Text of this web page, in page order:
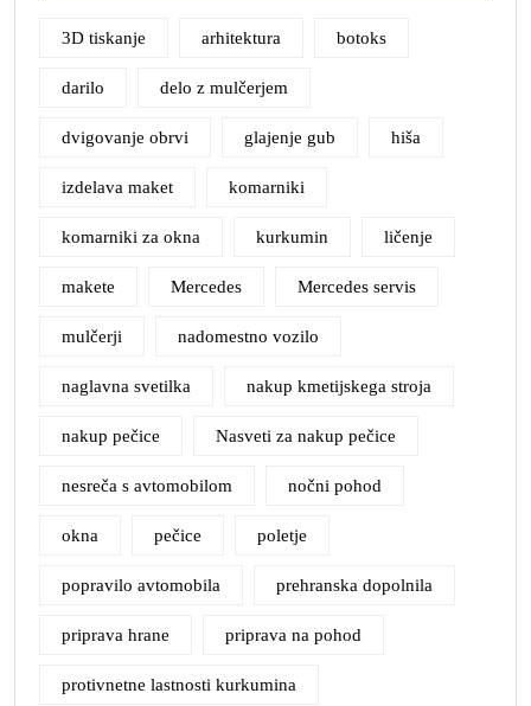
3D tiskanje arhitektura botoks
darilo delo z mulčerjem
dvigovanje obrvi glajenje gub hiša
izdelava maket komarniki
komarniki za okna kurkumin ličenje
makete Mercedes Mercedes servis
mulčerji nadomestno vozilo
naglavna svetilka nakup kmetijskega stroja
nakup pečice Nasveti za nakup pečice
nesreča s avtomobilom nočni pohod
okna pečice poletje
popravilo avtomobila prehranska dopolnila
priprava hrane priprava na pohod
protivnetne lastnosti kurkumina